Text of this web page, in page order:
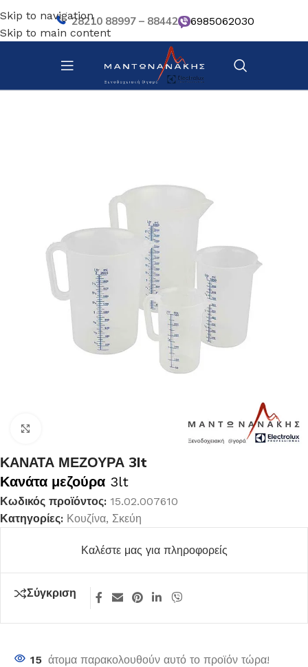
Skip to navigation
Skip to main content
28210 88997 – 88442 6985062030
Αρχική σελίδα/
ΚΑΝΑΤΑ ΜΕΖΟΥΡΑ 3lt
Κανάτα μεζούρα 3lt
Κωδικός προϊόντος: 15.02.007610
Κατηγορίες: Κουζίνα, Σκεύη
Καλέστε μας για πληροφορείς
Σύγκριση
15 άτομα παρακολουθούν αυτό το προϊόν τώρα!